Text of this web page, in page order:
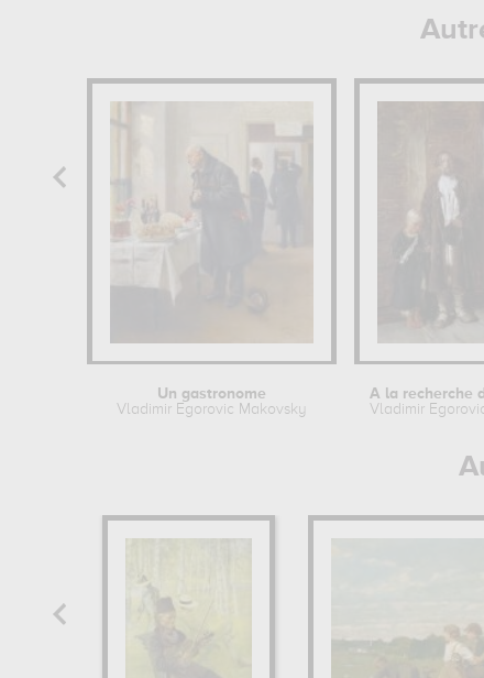
Un gastronome
Vladimir Egorovic Makovsky
Vladimir